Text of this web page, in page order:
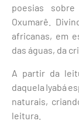
poesias sobre
Oxumarê.
africanas, em
das águas, da
A partir da
daquela Iyabá
naturais,
leitura.